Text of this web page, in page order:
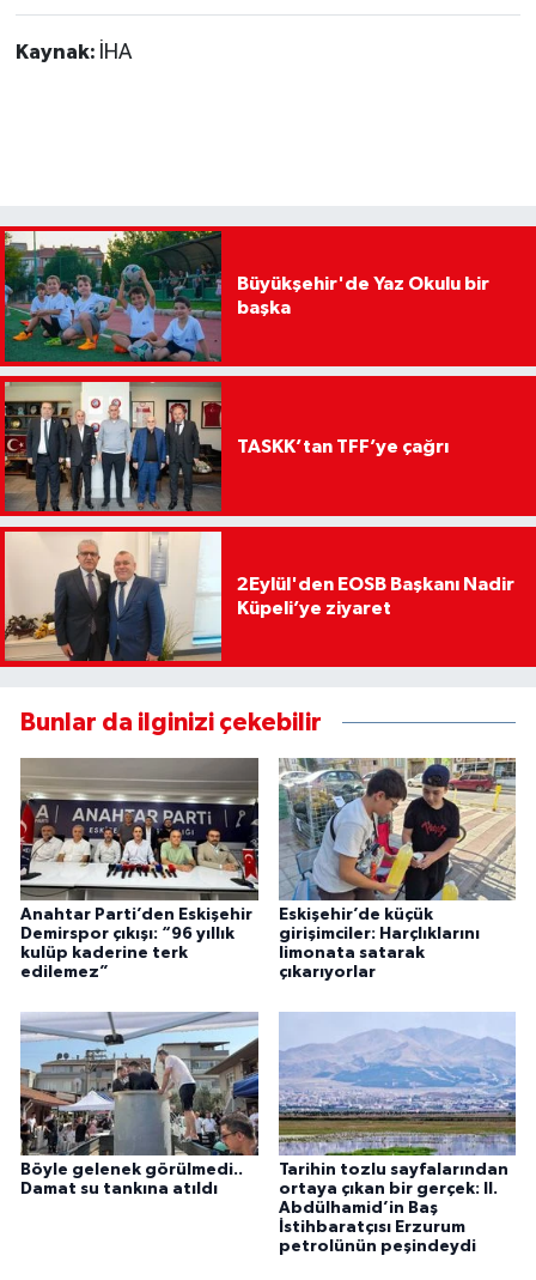
Kaynak: İHA
Büyükşehir'de Yaz Okulu bir
başka
TASKK’tan TFF’ye çağrı
2Eylül'den EOSB Başkanı Nadir
Küpeli’ye ziyaret
Bunlar da ilginizi çekebilir
Anahtar Parti’den Eskişehir
Demirspor çıkışı: “96 yıllık
kulüp kaderine terk
edilemez”
Eskişehir’de küçük
girişimciler: Harçlıklarını
limonata satarak
çıkarıyorlar
Böyle gelenek görülmedi..
Damat su tankına atıldı
Tarihin tozlu sayfalarından
ortaya çıkan bir gerçek: II.
Abdülhamid’in Baş
İstihbaratçısı Erzurum
petrolünün peşindeydi